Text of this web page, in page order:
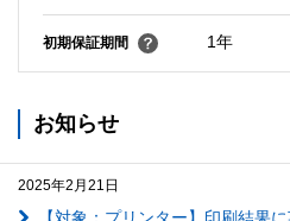
初期保証期間 1年
お知らせ
2025年2月21日